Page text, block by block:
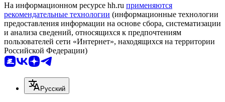
На информационном ресурсе hh.ru применяются
рекомендательные технологии (информационные технологии
предоставления информации на основе сбора, систематизации
и анализа сведений, относящихся к предпочтениям
пользователей сети «Интернет», находящихся на территории
Российской Федерации)
Русский